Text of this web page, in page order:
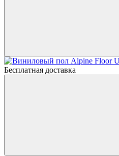
Бесплатная доставка